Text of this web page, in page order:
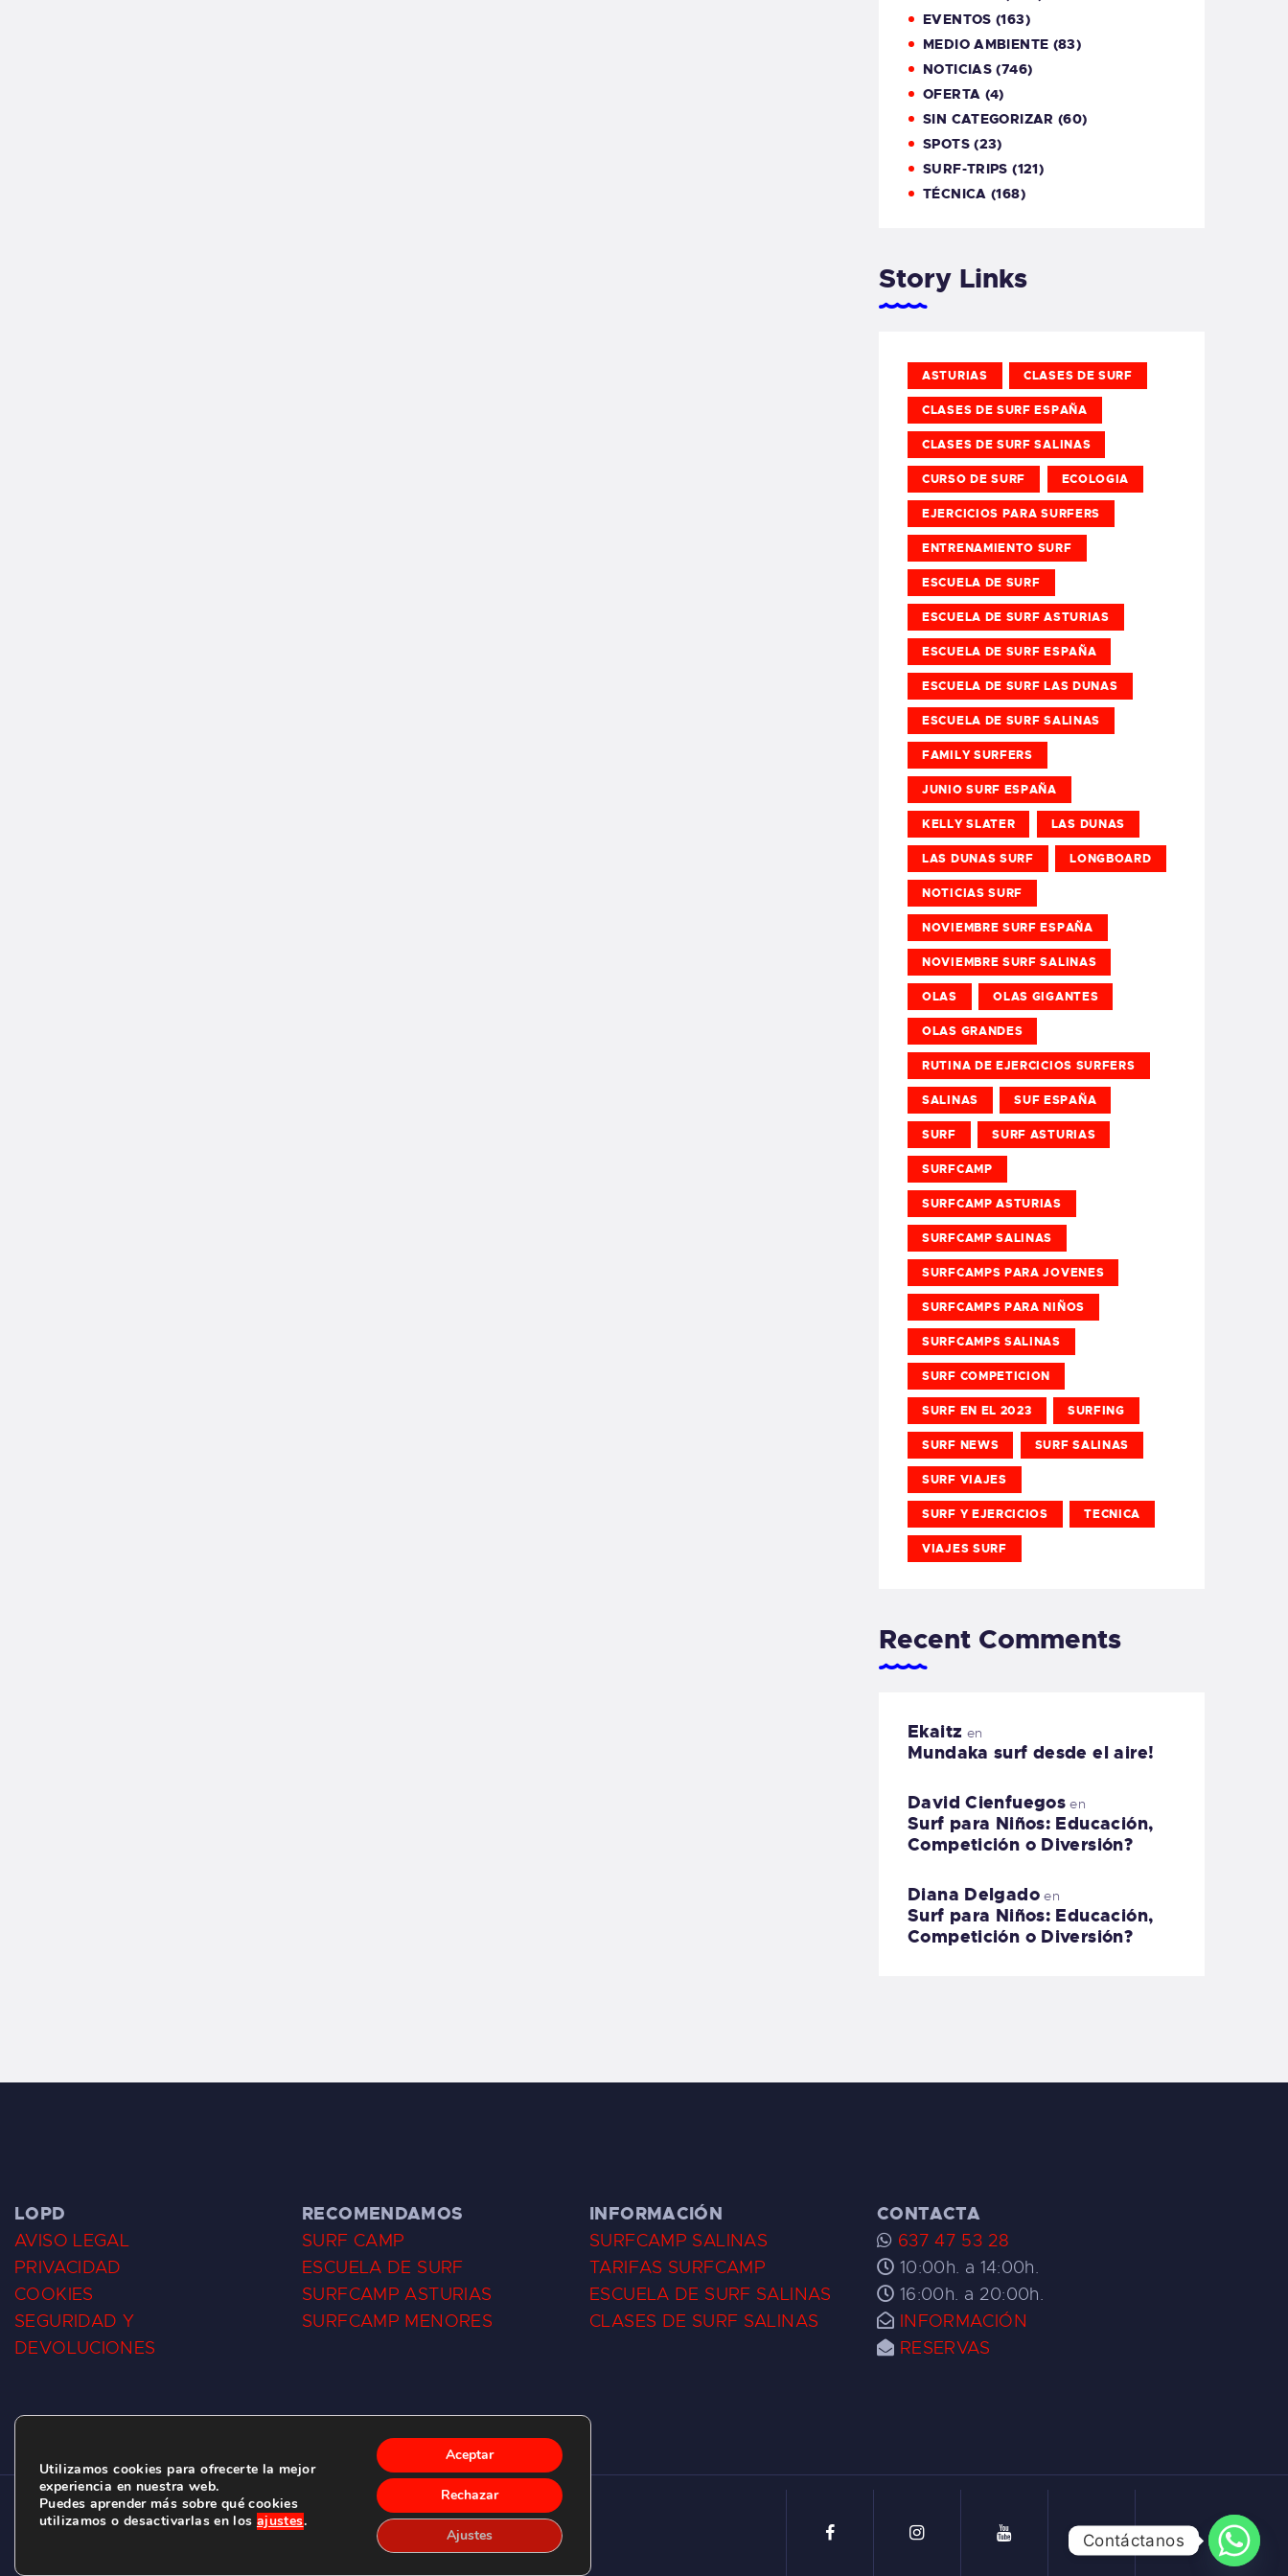
EVENTOS (163)
MEDIO AMBIENTE (83)
NOTICIAS (746)
OFERTA (4)
SIN CATEGORIZAR (60)
SPOTS(23)
SURF-TRIPS (121)
TÉCNICA (168)
Story Links
ASTURIAS CLASES DE SURF
CLASES DE SURF ESPAÑA
CLASES DE SURF SALINAS
CURSO DE SURF ECOLOGIA
EJERCICIOS PARA SURFERS
ENTRENAMIENTO SURF
ESCUELA DE SURF
ESCUELA DE SURF ASTURIAS
ESCUELA DE SURF ESPAÑA
ESCUELA DE SURF LAS DUNAS
ESCUELA DE SURF SALINAS
FAMILY SURFERS
JUNIO SURF ESPAÑA
KELLY SLATER LAS DUNAS
LAS DUNAS SURF LONGBOARD
NOTICIAS SURF
NOVIEMBRE SURF ESPAÑA
NOVIEMBRE SURF SALINAS
OLAS OLAS GIGANTES
OLAS GRANDES
RUTINA DE EJERCICIOS SURFERS
SALINAS SUF ESPAÑA
SURF SURF ASTURIAS
SURFCAMP
SURFCAMP ASTURIAS
SURFCAMP SALINAS
SURFCAMPS PARA JOVENES
SURFCAMPS PARA NIÑOS
SURFCAMPS SALINAS
SURF COMPETICION
SURF EN EL 2023 SURFING
SURF NEWS SURF SALINAS
SURF VIAJES
SURF Y EJERCICIOS TECNICA
VIAJES SURF
Recent Comments
Ekaitz en
Mundaka surf desde el aire!
David Cienfuegos en
Surf para Niños: Educación,
Competición o Diversión?
Diana Delgadoen
Surf para Niños: Educación,
Competición o Diversión?
LOPD
AVISO LEGAL
PRIVACIDAD
COOKIES
SEGURIDAD Y
DEVOLUCIONES
RECOMENDAMOS
SURF CAMP
ESCUELA DE SURF
SURFCAMP ASTURIAS
SURFCAMP MENORES
INFORMACIÓN
SURFCAMP SALINAS
TARIFAS SURFCAMP
ESCUELA DE SURF SALINAS
CLASES DE SURF SALINAS
CONTACTA
637 47 53 28
10:00h. a 14:00h.
16:00h. a 20:00h.
INFORMACIÓN
RESERVAS
CLUB DE SURF LAS DUNAS ©2026.
C/ BERNARDO ÁLVAREZ GALAN 1, SALINAS (ASTURIAS)
Utilizamos cookies para ofrecerte la mejor
experiencia en nuestra web.
Puedes aprender más sobre qué cookies
utilizamos o desactivarlas en los ajustes.
Aceptar
Rechazar
Ajustes Contáctanos